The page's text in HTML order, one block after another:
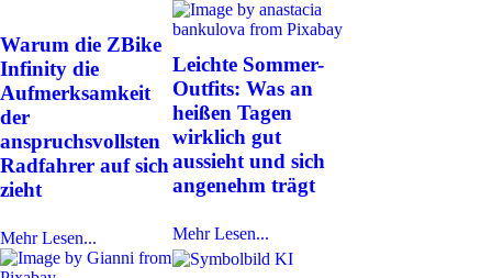
Warum die ZBike
Infinity die
Aufmerksamkeit
der
anspruchsvollsten
Radfahrer auf sich
zieht
Mehr Lesen...
Leichte Sommer-
Outfits: Was an
heißen Tagen
wirklich gut
aussieht und sich
angenehm trägt
Mehr Lesen...